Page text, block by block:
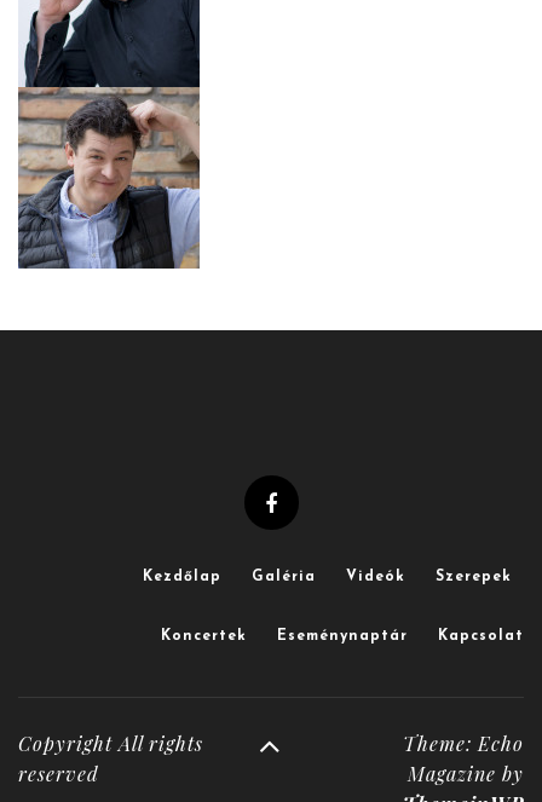
Kezdőlap Galéria Videók Szerepek
Koncertek Eseménynaptár Kapcsolat
Copyright All rights
reserved
Theme: Echo
Magazine by